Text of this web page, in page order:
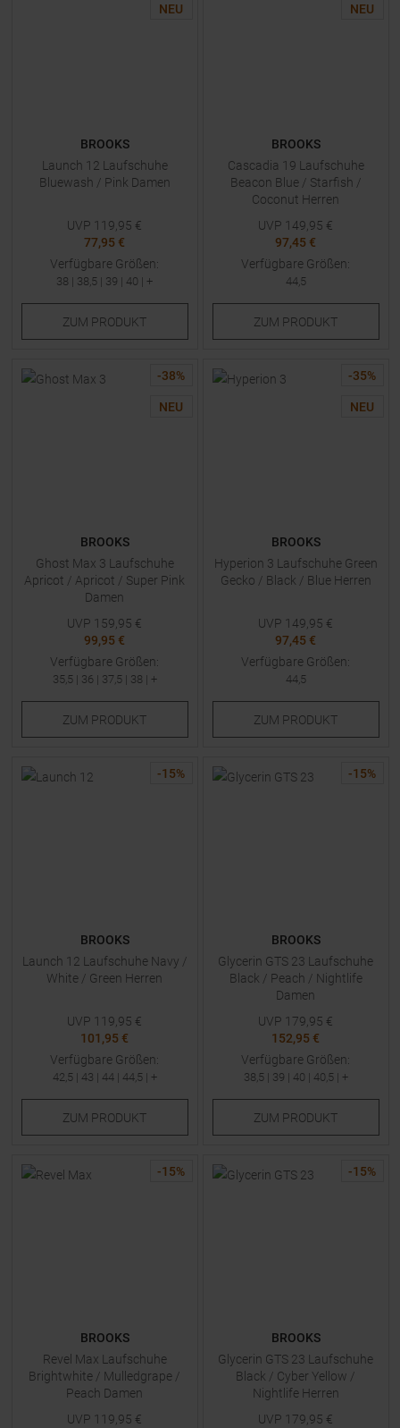
NEU
BROOKS
Launch 12 Laufschuhe
Bluewash / Pink Damen
UVP 119,95 €
77,95 €
Verfügbare Größen:
38 | 38,5 | 39 | 40 | +
ZUM PRODUKT
NEU
BROOKS
Cascadia 19 Laufschuhe
Beacon Blue / Starfish /
Coconut Herren
UVP 149,95 €
97,45 €
Verfügbare Größen:
44,5
ZUM PRODUKT
-38%
NEU
BROOKS
Ghost Max 3 Laufschuhe
Apricot / Apricot / Super Pink
Damen
UVP 159,95 €
99,95 €
Verfügbare Größen:
35,5 | 36 | 37,5 | 38 | +
ZUM PRODUKT
-35%
NEU
BROOKS
Hyperion 3 Laufschuhe Green
Gecko / Black / Blue Herren
UVP 149,95 €
97,45 €
Verfügbare Größen:
44,5
ZUM PRODUKT
-15%
BROOKS
Launch 12 Laufschuhe Navy /
White / Green Herren
UVP 119,95 €
101,95 €
Verfügbare Größen:
42,5 | 43 | 44| 44,5 | +
ZUM PRODUKT
-15%
BROOKS
Glycerin GTS 23 Laufschuhe
Black / Peach / Nightlife
Damen
UVP 179,95 €
152,95 €
Verfügbare Größen:
38,5 | 39 | 40 | 40,5 | +
ZUM PRODUKT
-15%
BROOKS
Revel Max Laufschuhe
Brightwhite / Mulledgrape /
Peach Damen
UVP 119,95 €
-15%
BROOKS
Glycerin GTS 23 Laufschuhe
Black / Cyber Yellow /
Nightlife Herren
UVP 179,95 €